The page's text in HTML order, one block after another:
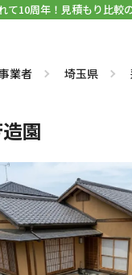
て10周年！見積もり比較
業者 埼玉県
造園